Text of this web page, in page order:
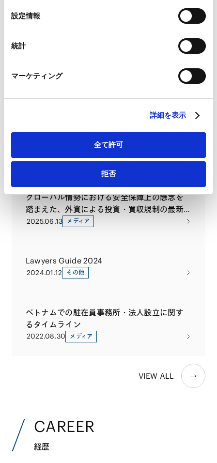
Google Analytics利用規約（
Marketo
外部サイト）
LinkedIn プライバシーポリシー（
HubSpot プライバシーポリシー（外部サイト）
設定情報
統計
マーケティング
詳細を表示
全て許可
拒否
ベトナムでのマネジメント・経営に役立つセミ
ナー～人材育成・法律・営業支援・ISO取得～
ベトナム最新概況ハイブリッドセミナー
PUBLICATIONS
グローバル情勢における安全保障上の懸念を
踏まえた、外資による投資・買収規制の最新
動向［ベトナム］
2025.06.13 メディア
Lawyers Guide 2024
2024.01.12 その他
ベトナムでの駐在員事務所・法人設立に関す
るタイムライン
2022.08.30 メディア
VIEW ALL
CAREER
経歴